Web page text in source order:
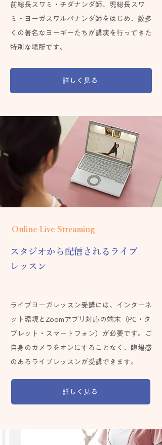
前総長スワミ・チダナンダ師、現総長スワ
ミ・ヨーガスワルパナンダ師をはじめ、数多
くの著名なヨーギーたちが講演を行ってきた
特別な場所です。
詳しく見る
Online Live Streaming
スタジオから配信されるライブ
レッスン
ライブヨーガレッスン受講には、インターネ
ット環境とZoomアプリ対応の端末（PC・タ
ブレット・スマートフォン）が必要です。ご
自身のカメラをオンにすることなく、臨場感
のあるライブレッスンが受講できます。
詳しく見る